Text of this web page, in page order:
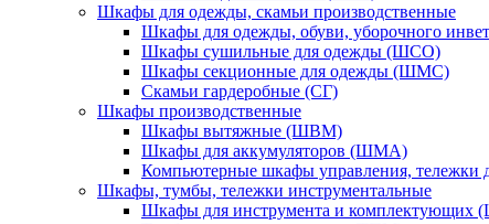
Шкафы для одежды, скамьи производственные
Шкафы для одежды, обуви, уборочного
Шкафы сушильные для одежды (ШСО)
Шкафы секционные для одежды (ШМС)
Скамьи гардеробные (СГ)
Шкафы производственные
Шкафы вытяжные (ШВМ)
Шкафы для аккумуляторов (ШМА)
Компьютерные шкафы управления,
Шкафы, тумбы, тележки инструментальные
Шкафы для инструмента и